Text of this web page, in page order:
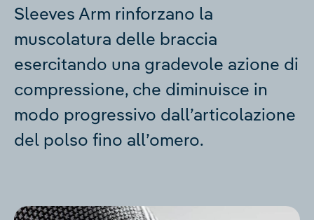
Sleeves Arm rinforzano la
muscolatura delle braccia
esercitando una gradevole azione di
compressione, che diminuisce in
modo progressivo dall’articolazione
del polso fino all’omero.